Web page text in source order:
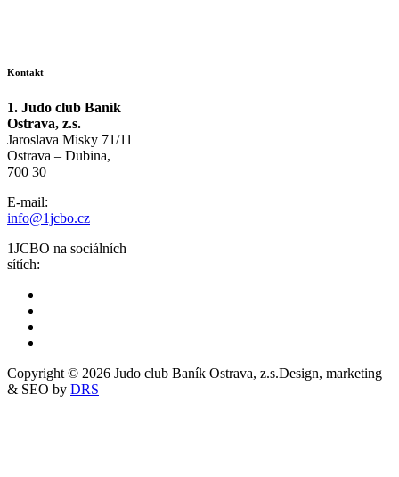
Kontakt
1. Judo club Baník
Ostrava, z.s.
Jaroslava Misky 71/11
Ostrava – Dubina,
700 30
E-mail:
info@1jcbo.cz
1JCBO na sociálních
sítích:
Copyright © 2026 Judo club Baník Ostrava, z.s.Design, marketing
& SEO by DRS